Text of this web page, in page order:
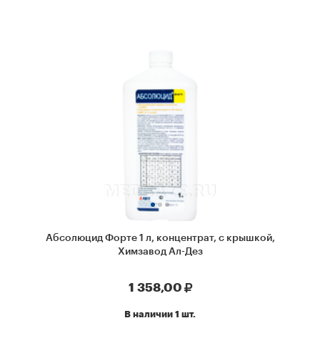
Абсолюцид Форте 1 л, концентрат, с крышкой,
Химзавод Ал-Дез
1 358,00
В наличии 1 шт.